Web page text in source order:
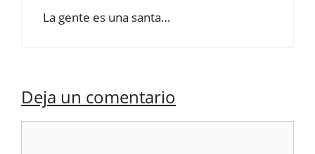
La gente es una santa…
Deja un comentario